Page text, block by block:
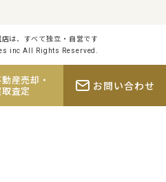
は、すべて独立・自営です
inc All Rights Reserved.
産売却・
取査定
お問い合わせ